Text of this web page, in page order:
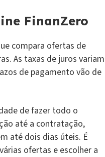
FinanZero
compara ofertas de
As taxas de juros variam
de pagamento vão de
de fazer todo o
até a contratação,
até dois dias úteis. É
ofertas e escolher a